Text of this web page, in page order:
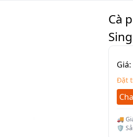
Cà
Giá:
Đặt
🚚
🛡️